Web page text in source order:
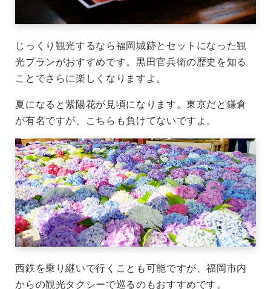
じっくり観光するなら福岡城跡とセットになった観
光プランがおすすめです。黒田官兵衛の歴史を知る
ことでさらに楽しくなりますよ。
夏になると紫陽花が見頃になります。東京だと鎌倉
が有名ですが、こちらも負けてないですよ。
西鉄を乗り継いで行くことも可能ですが、福岡市内
からの観光タクシーで巡るのもおすすめです。